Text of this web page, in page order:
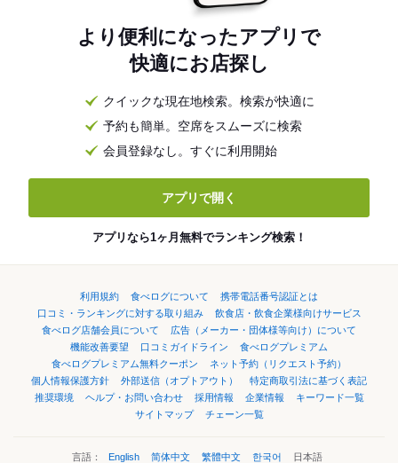
より便利になったアプリで
快適にお店探し
クイックな現在地検索。検索が快適に
予約も簡単。空席をスムーズに検索
会員登録なし。すぐに利用開始
アプリで開く
アプリなら1ヶ月無料でランキング検索！
利用規約 食べログについて
携帯電話番号認証とは
口コミ・ランキングに対する取り組み
飲食店・飲食企業様向けサービス
食べログ店舗会員について
広告（メーカー・団体様等向け）について
機能改善要望
口コミガイドライン
食べログプレミアム
食べログプレミアム無料クーポン
ネット予約（リクエスト予約）
個人情報保護方針
外部送信（オプトアウト）
特定商取引法に基づく表記
推奨環境
ヘルプ・お問い合わせ 採用情報 企業情報
キーワード一覧
サイトマップ
チェーン一覧
言語： English 简体中文 繁體中文 한국어 日本語